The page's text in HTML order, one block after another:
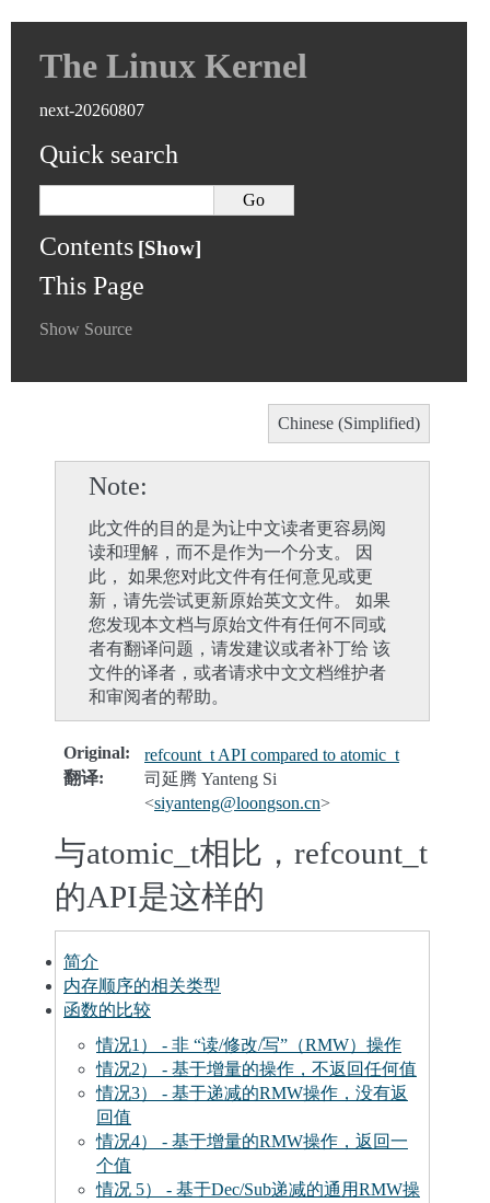
The Linux Kernel
next-20260807
Quick search
Contents
This Page
Show Source
Chinese (Simplified)
Note
此文件的目的是为让中文读者更容易阅
读和理解，而不是作为一个分支。 因
此， 如果您对此文件有任何意见或更
新，请先尝试更新原始英文文件。 如果
您发现本文档与原始文件有任何不同或
者有翻译问题，请发建议或者补丁给 该
文件的译者，或者请求中文文档维护者
和审阅者的帮助。
Original:
refcount_t API compared to atomic_t
翻译:
司延腾 Yanteng Si
<siyanteng@loongson.cn>
与atomic_t相比，refcount_t
的API是这样的
简介
内存顺序的相关类型
函数的比较
情况1） - 非 “读/修改/写”（RMW）操作
情况2） - 基于增量的操作，不返回任何值
情况3） - 基于递减的RMW操作，没有返
回值
情况4） - 基于增量的RMW操作，返回一
个值
情况 5） - 基于Dec/Sub递减的通用RMW操